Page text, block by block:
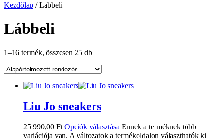
Kezdőlap / Lábbeli
Lábbeli
1–16 termék, összesen 25 db
Liu Jo sneakers
25 990,00 Ft Opciók választása Ennek a terméknek több
variációja van. A változatok a termékoldalon választhatók ki